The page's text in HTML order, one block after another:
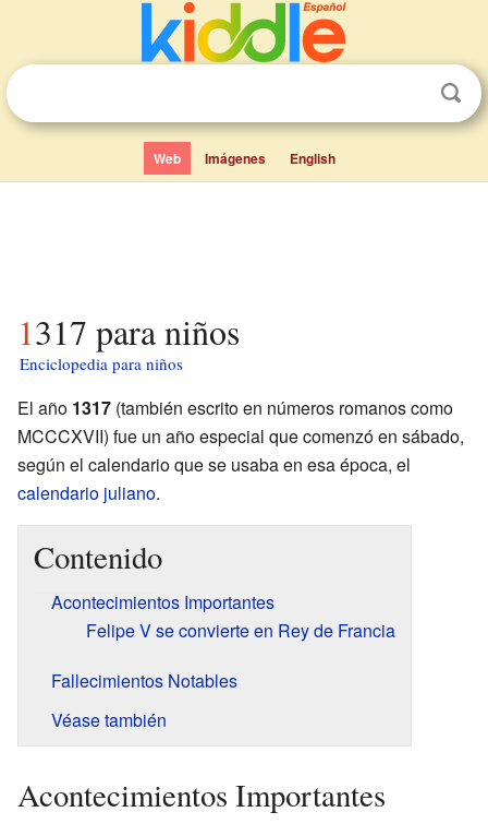
Web Imágenes English
1317 para niños
Enciclopedia para niños
El año 1317 (también escrito en números romanos como
MCCCXVII) fue un año especial que comenzó en sábado,
según el calendario que se usaba en esa época, el
calendario juliano.
Contenido
Acontecimientos Importantes
Felipe V se convierte en Rey de Francia
Fallecimientos Notables
Véase también
Acontecimientos Importantes